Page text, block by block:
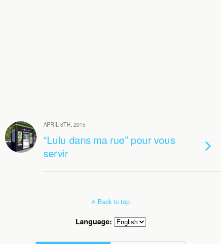
APRIL 8TH, 2015
“Lulu dans ma rue” pour vous
servir
Back to top
Language: